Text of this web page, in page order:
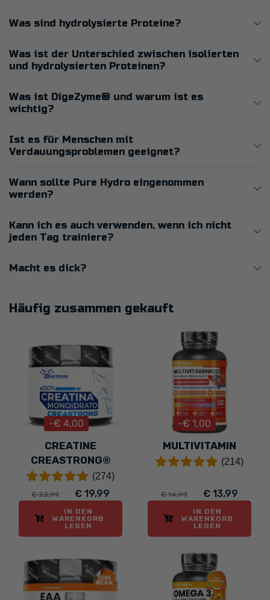
Was sind hydrolysierte Proteine?
Was ist der Unterschied zwischen isolierten
und hydrolysierten Proteinen?
Was ist DigeZyme® und warum ist es
wichtig?
Ist es für Menschen mit
Verdauungsproblemen geeignet?
Wann sollte Pure Hydro eingenommen
werden?
Kann ich es auch verwenden, wenn ich nicht
jeden Tag trainiere?
Macht es dick?
Häufig zusammen gekauft
CREATINE
CREASTRONG®
(274)
€ 23,99 € 19,99
-€ 4,00
IN DEN
WARENKORB
LEGEN
MULTIVITAMIN
(214)
€ 14,99 € 13,99
-€ 1,00
IN DEN
WARENKORB
LEGEN